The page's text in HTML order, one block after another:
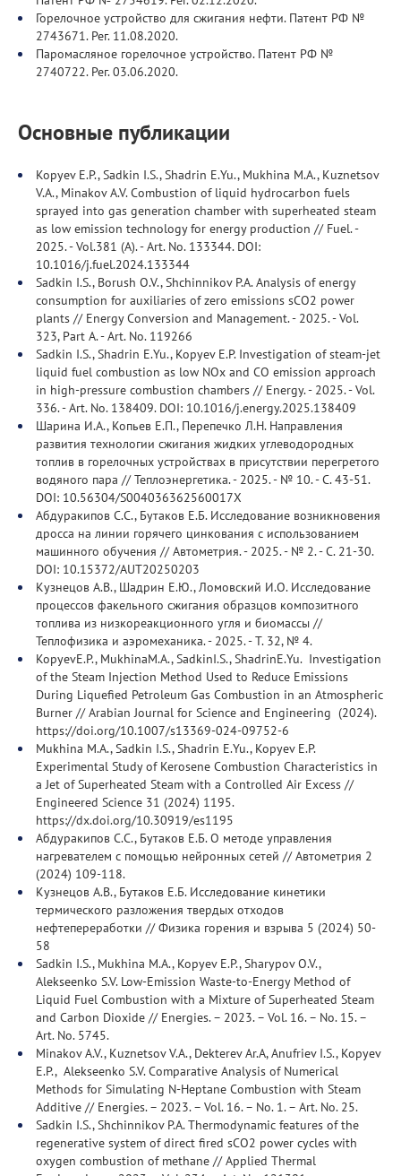
Горелочное устройство для сжигания нефти. Патент РФ №
2743671. Рег. 11.08.2020.
Паромасляное горелочное устройство. Патент РФ №
2740722. Рег. 03.06.2020.
Основные публикации
Kopyev E.P., Sadkin I.S., Shadrin E.Yu., Mukhina M.A., Kuznetsov
V.A., Minakov A.V. Combustion of liquid hydrocarbon fuels
sprayed into gas generation chamber with superheated steam
as low emission technology for energy production // Fuel. -
2025. - Vol.381 (A). - Art. No. 133344. DOI:
10.1016/j.fuel.2024.133344
Sadkin I.S., Borush O.V., Shchinnikov P.A. Analysis of energy
consumption for auxiliaries of zero emissions sCO2 power
plants // Energy Conversion and Management. - 2025. - Vol.
323, Part A. - Art. No. 119266
Sadkin I.S., Shadrin E.Yu., Kopyev E.P. Investigation of steam-jet
liquid fuel combustion as low NOx and CO emission approach
in high-pressure combustion chambers // Energy. - 2025. - Vol.
336. - Art. No. 138409. DOI: 10.1016/j.energy.2025.138409
Шарина И.А., Копьев Е.П., Перепечко Л.Н. Направления
развития технологии сжигания жидких углеводородных
топлив в горелочных устройствах в присутствии перегретого
водяного пара // Теплоэнергетика. - 2025. - № 10. - С. 43-51.
DOI: 10.56304/S004036362560017X
Абдуракипов С.С., Бутаков Е.Б. Исследование возникновения
дросса на линии горячего цинкования с использованием
машинного обучения // Автометрия. - 2025. - № 2. - С. 21-30.
DOI: 10.15372/AUT20250203
Кузнецов А.В., Шадрин Е.Ю., Ломовский И.О. Исследование
процессов факельного сжигания образцов композитного
топлива из низкореакционного угля и биомассы //
Теплофизика и аэромеханика. - 2025. - Т. 32, № 4.
KopyevE.P., MukhinaM.A., SadkinI.S., ShadrinE.Yu. Investigation
of the Steam Injection Method Used to Reduce Emissions
During Liquefied Petroleum Gas Combustion in an Atmospheric
Burner // Arabian Journal for Science and Engineering (2024).
https://doi.org/10.1007/s13369-024-09752-6
Mukhina M.A., Sadkin I.S., Shadrin E.Yu., Kopyev E.P.
Experimental Study of Kerosene Combustion Characteristics in
a Jet of Superheated Steam with a Controlled Air Excess //
Engineered Science 31 (2024) 1195.
https://dx.doi.org/10.30919/es1195
Абдуракипов С.С., Бутаков Е.Б. О методе управления
нагревателем с помощью нейронных сетей // Автометрия 2
(2024) 109-118.
Кузнецов А.В., Бутаков Е.Б. Исследование кинетики
термического разложения твердых отходов
нефтепереработки // Физика горения и взрыва 5 (2024) 50-
58
Sadkin I.S., Mukhina M.A., Kopyev E.P., Sharypov O.V.,
Alekseenko S.V. Low-Emission Waste-to-Energy Method of
Liquid Fuel Combustion with a Mixture of Superheated Steam
and Carbon Dioxide // Energies. – 2023. – Vol. 16. – No. 15. –
Art. No. 5745.
Minakov A.V., Kuznetsov V.A., Dekterev Ar.A, Anufriev I.S., Kopyev
E.P., Alekseenko S.V. Comparative Analysis of Numerical
Methods for Simulating N-Heptane Combustion with Steam
Additive // Energies. – 2023. – Vol. 16. – No. 1. – Art. No. 25.
Sadkin I.S., Shchinnikov P.A. Thermodynamic features of the
regenerative system of direct fired sCO2 power cycles with
oxygen combustion of methane // Applied Thermal